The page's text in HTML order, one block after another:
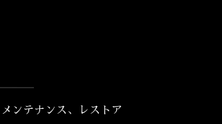
メンテナンス、レストア